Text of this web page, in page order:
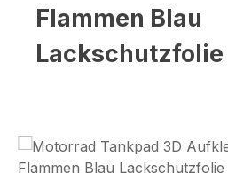
Flammen Blau
Lackschutzfolie
Bildergalerie überspringen